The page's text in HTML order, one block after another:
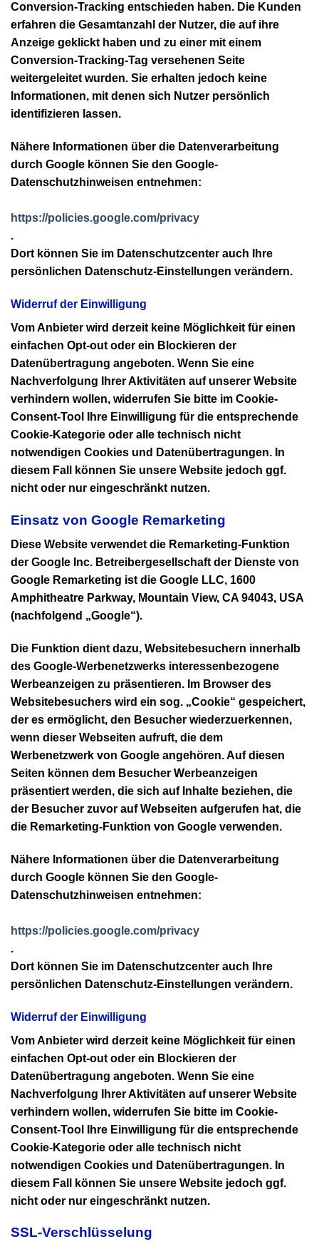
Conversion-Tracking entschieden haben. Die Kunden
erfahren die Gesamtanzahl der Nutzer, die auf ihre
Anzeige geklickt haben und zu einer mit einem
Conversion-Tracking-Tag versehenen Seite
weitergeleitet wurden. Sie erhalten jedoch keine
Informationen, mit denen sich Nutzer persönlich
identifizieren lassen.
Nähere Informationen über die Datenverarbeitung
durch Google können Sie den Google-
Datenschutzhinweisen entnehmen:
https://policies.google.com/privacy
.
Dort können Sie im Datenschutzcenter auch Ihre
persönlichen Datenschutz-Einstellungen verändern.
Widerruf der Einwilligung
Vom Anbieter wird derzeit keine Möglichkeit für einen
einfachen Opt-out oder ein Blockieren der
Datenübertragung angeboten. Wenn Sie eine
Nachverfolgung Ihrer Aktivitäten auf unserer Website
verhindern wollen, widerrufen Sie bitte im Cookie-
Consent-Tool Ihre Einwilligung für die entsprechende
Cookie-Kategorie oder alle technisch nicht
notwendigen Cookies und Datenübertragungen. In
diesem Fall können Sie unsere Website jedoch ggf.
nicht oder nur eingeschränkt nutzen.
Einsatz von Google Remarketing
Diese Website verwendet die Remarketing-Funktion
der Google Inc. Betreibergesellschaft der Dienste von
Google Remarketing ist die Google LLC, 1600
Amphitheatre Parkway, Mountain View, CA 94043, USA
(nachfolgend „Google“).
Die Funktion dient dazu, Websitebesuchern innerhalb
des Google-Werbenetzwerks interessenbezogene
Werbeanzeigen zu präsentieren. Im Browser des
Websitebesuchers wird ein sog. „Cookie“ gespeichert,
der es ermöglicht, den Besucher wiederzuerkennen,
wenn dieser Webseiten aufruft, die dem
Werbenetzwerk von Google angehören. Auf diesen
Seiten können dem Besucher Werbeanzeigen
präsentiert werden, die sich auf Inhalte beziehen, die
der Besucher zuvor auf Webseiten aufgerufen hat, die
die Remarketing-Funktion von Google verwenden.
Nähere Informationen über die Datenverarbeitung
durch Google können Sie den Google-
Datenschutzhinweisen entnehmen:
https://policies.google.com/privacy
.
Dort können Sie im Datenschutzcenter auch Ihre
persönlichen Datenschutz-Einstellungen verändern.
Widerruf der Einwilligung
Vom Anbieter wird derzeit keine Möglichkeit für einen
einfachen Opt-out oder ein Blockieren der
Datenübertragung angeboten. Wenn Sie eine
Nachverfolgung Ihrer Aktivitäten auf unserer Website
verhindern wollen, widerrufen Sie bitte im Cookie-
Consent-Tool Ihre Einwilligung für die entsprechende
Cookie-Kategorie oder alle technisch nicht
notwendigen Cookies und Datenübertragungen. In
diesem Fall können Sie unsere Website jedoch ggf.
nicht oder nur eingeschränkt nutzen.
SSL-Verschlüsselung